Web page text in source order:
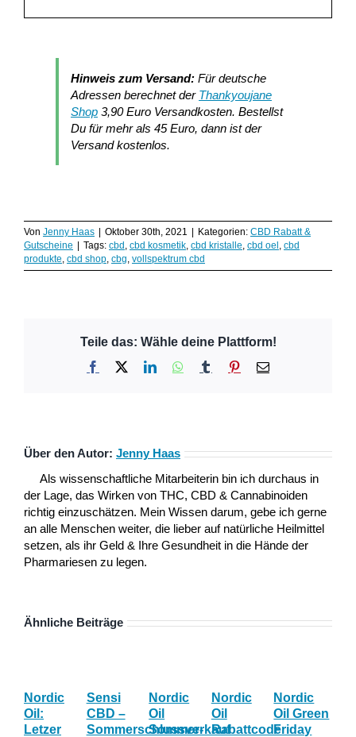
Hinweis zum Versand:Für deutsche
Adressen berechnet der Thankyoujane
Shop3,90 Euro Versandkosten. Bestellst
Du für mehr als 45 Euro, dann ist der
Versand kostenlos.
Von Jenny Haas Oktober 30th, 2021 Kategorien: CBD Rabatt &
Gutscheine
Tags: cbd , cbd kosmetik, cbd kristalle, cbd oel , cbd
produkte, cbd shop, cbg, vollspektrum cbd
Teile das: Wähle deine Plattform!
Facebook LinkedInWhatsApp
Tumblr Pinterest
E-
Über den Autor: Jenny Haas
Als wissenschaftliche Mitarbeiterin bin ich durchaus in
der Lage, das Wirken von THC, CBD & Cannabinoiden
richtig einzuschätzen. Mein Wissen darum, gebe ich gerne
an alle Menschen weiter, die lieber auf natürliche Heilmittel
setzen, als ihr Geld & Ihre Gesundheit in die Hände der
Pharmariesen zu legen.
Ähnliche Beiträge
Nordic
Oil:
Letzer
Sensi
CBD –
Sommerschlussverkauf
Nordic
Oil
Sommer-
Nordic
Oil
Rabattcode
Nordic
Oil Green
Friday